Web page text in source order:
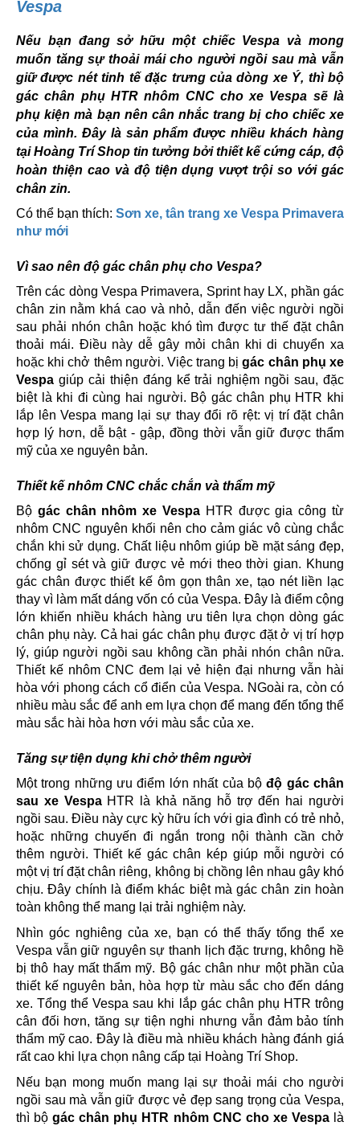
Vespa
Nếu bạn đang sở hữu một chiếc Vespa và mong
muốn tăng sự thoải mái cho người ngồi sau mà vẫn
giữ được nét tinh tế đặc trưng của dòng xe Ý, thì bộ
gác chân phụ HTR nhôm CNC cho xe Vespa sẽ là
phụ kiện mà bạn nên cân nhắc trang bị cho chiếc xe
của mình. Đây là sản phẩm được nhiều khách hàng
tại Hoàng Trí Shop tin tưởng bởi thiết kế cứng cáp, độ
hoàn thiện cao và độ tiện dụng vượt trội so với gác
chân zin.
Có thể bạn thích: Sơn xe, tân trang xe Vespa Primavera
như mới
Vì sao nên độ gác chân phụ cho Vespa?
Trên các dòng Vespa Primavera, Sprint hay LX, phần gác
chân zin nằm khá cao và nhỏ, dẫn đến việc người ngồi
sau phải nhón chân hoặc khó tìm được tư thế đặt chân
thoải mái. Điều này dễ gây mỏi chân khi di chuyển xa
hoặc khi chở thêm người. Việc trang bịgác chân phụ xe
Vespa giúp cải thiện đáng kể trải nghiệm ngồi sau, đặc
biệt là khi đi cùng hai người. Bộ gác chân phụ HTR khi
lắp lên Vespa mang lại sự thay đổi rõ rệt: vị trí đặt chân
hợp lý hơn, dễ bật - gập, đồng thời vẫn giữ được thẩm
mỹ của xe nguyên bản.
Thiết kế nhôm CNC chắc chắn và thẩm mỹ
Bộ gác chân nhôm xe Vespa HTR được gia công từ
nhôm CNC nguyên khối nên cho cảm giác vô cùng chắc
chắn khi sử dụng. Chất liệu nhôm giúp bề mặt sáng đẹp,
chống gỉ sét và giữ được vẻ mới theo thời gian. Khung
gác chân được thiết kế ôm gọn thân xe, tạo nét liền lạc
thay vì làm mất dáng vốn có của Vespa. Đây là điểm cộng
lớn khiến nhiều khách hàng ưu tiên lựa chọn dòng gác
chân phụ này. Cả hai gác chân phụ được đặt ở vị trí hợp
lý, giúp người ngồi sau không cần phải nhón chân nữa.
Thiết kế nhôm CNC đem lại vẻ hiện đại nhưng vẫn hài
hòa với phong cách cổ điển của Vespa. NGoài ra, còn có
nhiều màu sắc để anh em lựa chọn để mang đến tổng thể
màu sắc hài hòa hơn với màu sắc của xe.
Tăng sự tiện dụng khi chở thêm người
Một trong những ưu điểm lớn nhất của bộđộ gác chân
sau xe VespaHTR là khả năng hỗ trợ đến hai người
ngồi sau. Điều này cực kỳ hữu ích với gia đình có trẻ nhỏ,
hoặc những chuyến đi ngắn trong nội thành cần chở
thêm người. Thiết kế gác chân kép giúp mỗi người có
một vị trí đặt chân riêng, không bị chồng lên nhau gây khó
chịu. Đây chính là điểm khác biệt mà gác chân zin hoàn
toàn không thể mang lại trải nghiệm này.
Nhìn góc nghiêng của xe, bạn có thể thấy tổng thể xe
Vespa vẫn giữ nguyên sự thanh lịch đặc trưng, không hề
bị thô hay mất thẩm mỹ. Bộ gác chân như một phần của
thiết kế nguyên bản, hòa hợp từ màu sắc cho đến dáng
xe. Tổng thể Vespa sau khi lắp gác chân phụ HTR trông
cân đối hơn, tăng sự tiện nghi nhưng vẫn đảm bảo tính
thẩm mỹ cao. Đây là điều mà nhiều khách hàng đánh giá
rất cao khi lựa chọn nâng cấp tại Hoàng Trí Shop.
Nếu bạn mong muốn mang lại sự thoải mái cho người
ngồi sau mà vẫn giữ được vẻ đẹp sang trọng của Vespa,
thì bộgác chân phụ HTR nhôm CNC cho xe Vespalà